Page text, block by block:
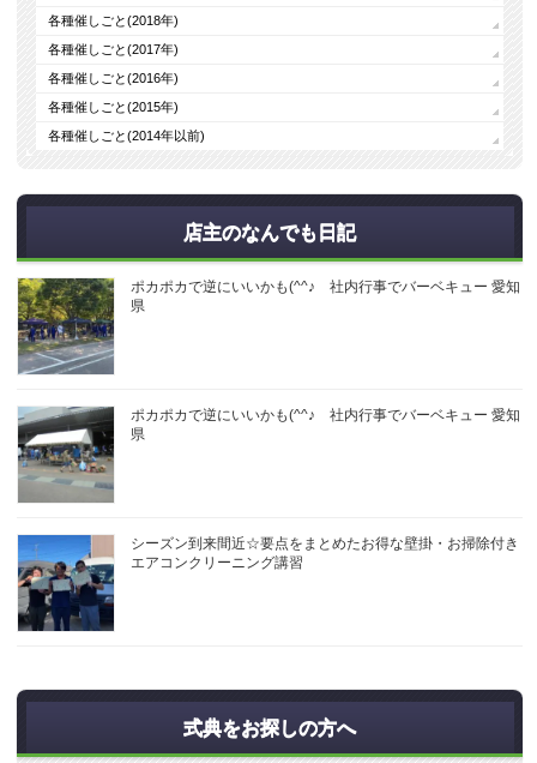
各種催しごと(2018年)
各種催しごと(2017年)
各種催しごと(2016年)
各種催しごと(2015年)
各種催しごと(2014年以前)
店主のなんでも日記
ポカポカで逆にいいかも(^^♪ 社内行事でバーベキュー 愛知
県
ポカポカで逆にいいかも(^^♪ 社内行事でバーベキュー 愛知
県
シーズン到来間近☆要点をまとめたお得な壁掛・お掃除付き
エアコンクリーニング講習
式典をお探しの方へ